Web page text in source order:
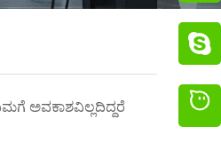
ಅವಕಾಶವಿಲ್ಲದಿದ್ದರೆ
